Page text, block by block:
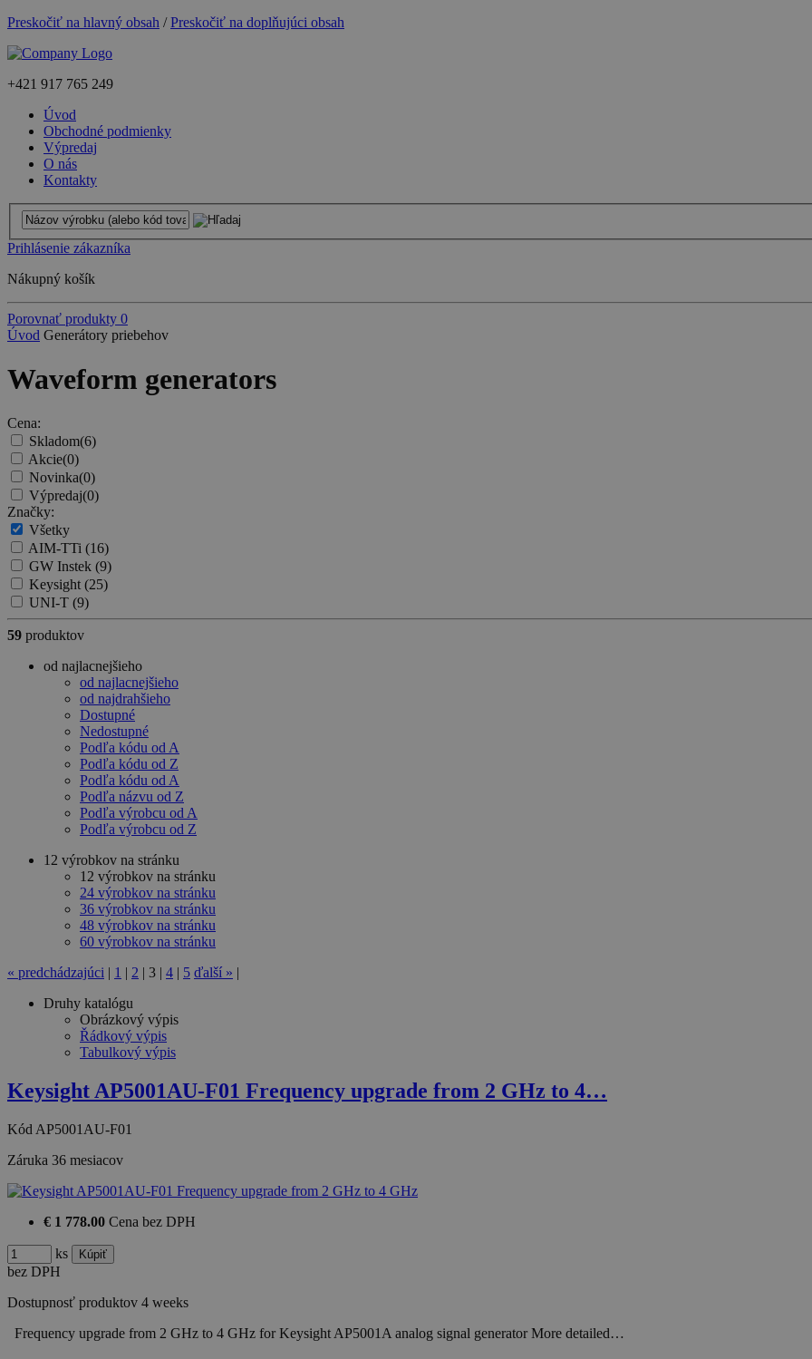
Preskočiť na hlavný obsah /Preskočiť na doplňujúci obsah
+421 917 765 249
Úvod
Obchodné podmienky
Výpredaj
O nás
Kontakty
Prihlásenie zákazníka
Nákupný košík
Porovnať produkty 0
Úvod Generátory priebehov
Waveform generators
Cena:
Skladom(6)
Akcie(0)
Novinka(0)
Výpredaj(0)
Značky:
Všetky
AIM-TTi (16)
GW Instek (9)
Keysight(25)
UNI-T (9)
59 produktov
od najlacnejšieho
od najlacnejšieho
od najdrahšieho
Dostupné
Nedostupné
Podľa kódu od A
Podľa kódu od Z
Podľa kódu od A
Podľa názvu od Z
Podľa výrobcu od A
Podľa výrobcu od Z
12 výrobkov na stránku
12 výrobkov na stránku
24 výrobkov na stránku
36 výrobkov na stránku
48 výrobkov na stránku
60 výrobkov na stránku
« predchádzajúci 1 2 3 4 5 ďalší »
Druhy katalógu
Obrázkový výpis
Řádkový výpis
Tabulkový výpis
Keysight AP5001AU-F01 Frequency upgrade from 2 GHz to 4…
Kód AP5001AU-F01
Záruka 36 mesiacov
€ 1 778.00 Cena bez DPH
ks
bez DPH
Dostupnosť produktov 4 weeks
Frequency upgrade from 2 GHz to 4 GHz for Keysight AP5001A analog signal generator More detailed…